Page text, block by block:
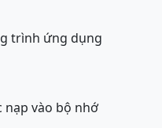
trình ứng dụng
nạp vào bộ nhớ